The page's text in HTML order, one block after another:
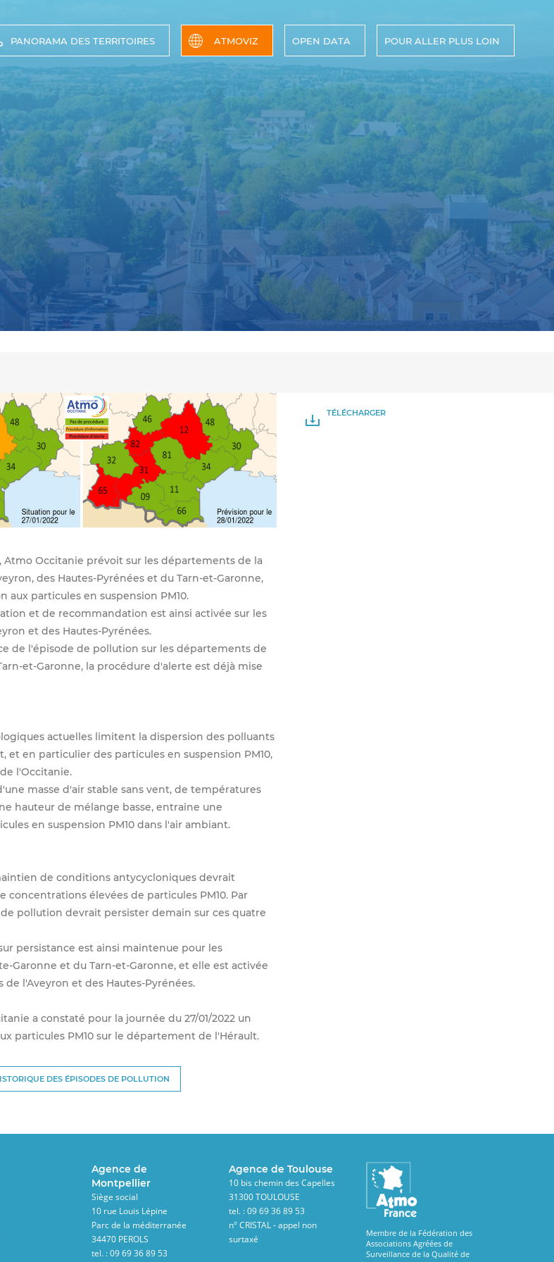
PANORAMA DES TERRITOIRES ATMOVIZ OPEN DATA POUR ALLER PLUS LOIN
Atmo Occitanie prévoit sur les départements de la
des Hautes-Pyrénées et du Tarn-et-Garonne,
aux particules en suspension PM10.
et de recommandation est ainsi activée sur les
et des Hautes-Pyrénées.
de l'épisode de pollution sur les départements de
et-Garonne, la procédure d'alerte est déjà mise
actuelles limitent la dispersion des polluants
et en particulier des particules en suspension PM10,
l'Occitanie.
masse d'air stable sans vent, de températures
hauteur de mélange basse, entraine une
en suspension PM10 dans l'air ambiant.
de conditions antycycloniques devrait
concentrations élevées de particules PM10. Par
pollution devrait persister demain sur ces quatre
persistance est ainsi maintenue pour les
Garonne et du Tarn-et-Garonne, et elle est activée
l'Aveyron et des Hautes-Pyrénées.
a constaté pour la journée du 27/01/2022 un
particules PM10 sur le département de l'Hérault.
TÉLÉCHARGER
DES ÉPISODES DE POLLUTION
Agence de
Montpellier
Siège social
10 rue Louis Lépine
Parc de la méditerranée
34470 PEROLS
tel. : 09 69 36 89 53
Agence de Toulouse
10 bis chemin des Capelles
31300 TOULOUSE
tel. : 09 69 36 89 53
n° CRISTAL - appel non
surtaxé
Membre de la Fédération des
Associations Agréées de
Surveillance de la Qualité de